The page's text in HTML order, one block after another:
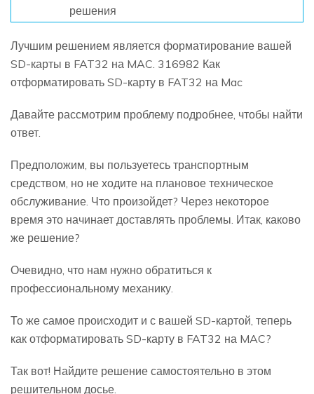
решения
Лучшим решением является форматирование вашей
SD-карты в FAT32 на MAC. 316982 Как
отформатировать SD-карту в FAT32 на Mac
Давайте рассмотрим проблему подробнее, чтобы найти
ответ.
Предположим, вы пользуетесь транспортным
средством, но не ходите на плановое техническое
обслуживание. Что произойдет? Через некоторое
время это начинает доставлять проблемы. Итак, каково
же решение?
Очевидно, что нам нужно обратиться к
профессиональному механику.
То же самое происходит и с вашей SD-картой, теперь
как отформатировать SD-карту в FAT32 на MAC?
Так вот! Найдите решение самостоятельно в этом
решительном досье.